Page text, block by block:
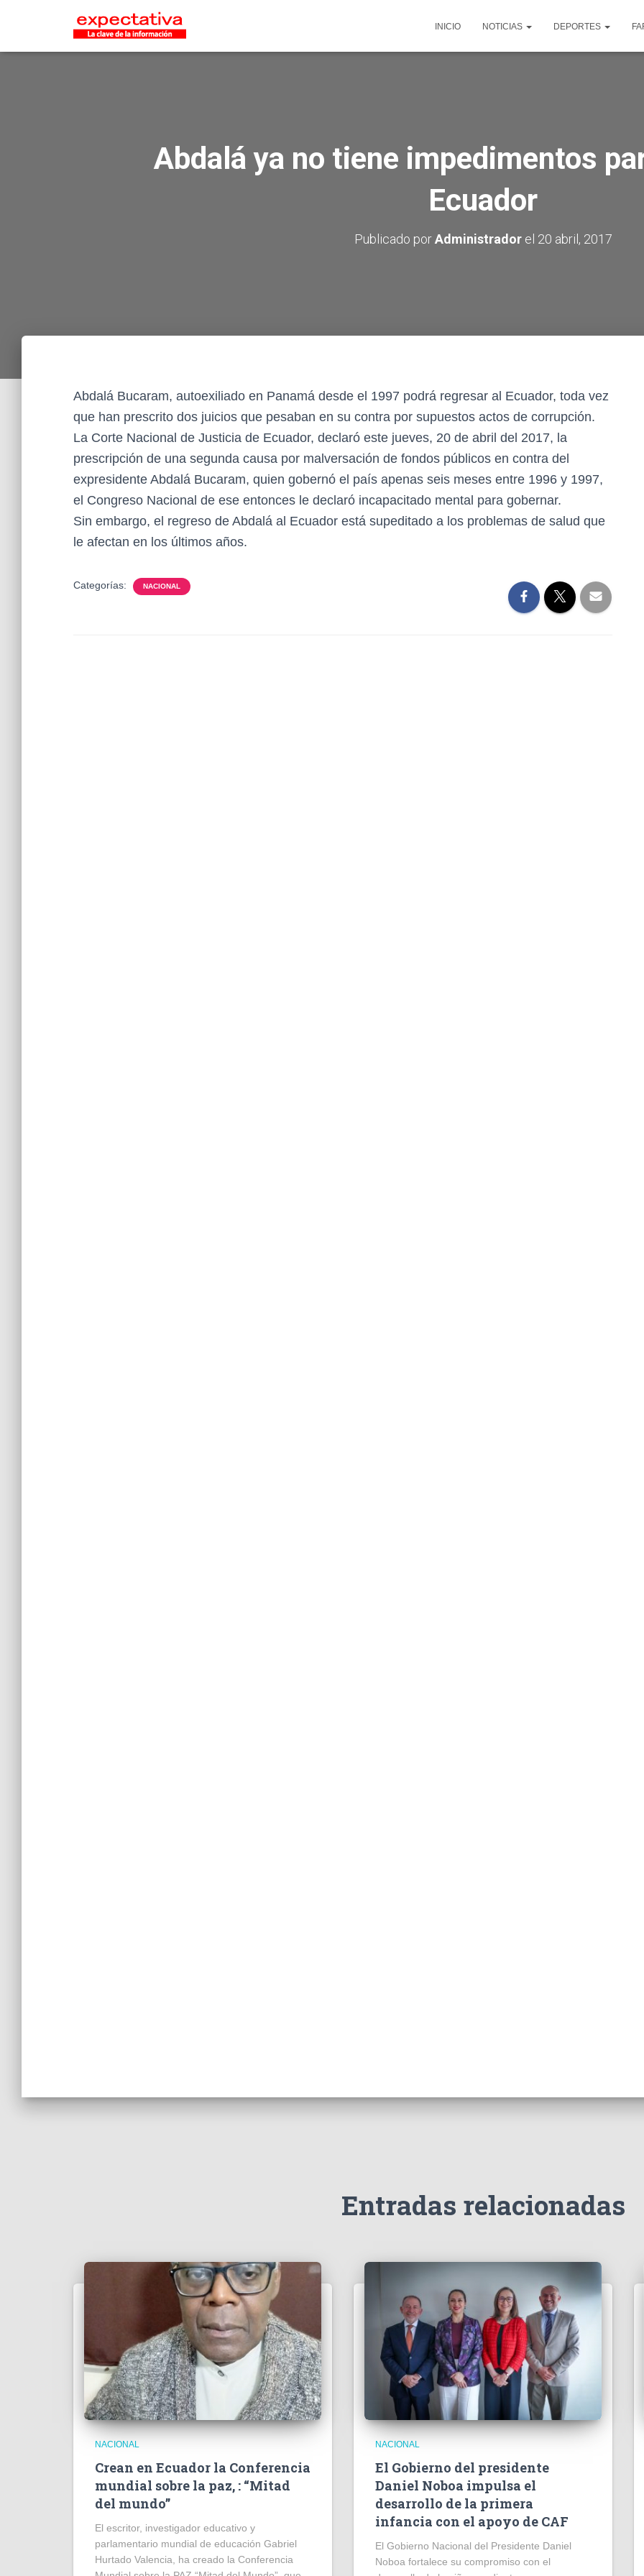
INICIO NOTICIAS DEPORTES
Abdalá ya no tiene impedimentos
Ecuador
Publicado porAdministradorel 20 abril, 2017
Abdalá Bucaram, autoexiliado en Panamá desde el 1997 podrá regresar al Ecuador, toda vez
que han prescrito dos juicios que pesaban en su contra por supuestos actos de corrupción.
La Corte Nacional de Justicia de Ecuador, declaró este jueves, 20 de abril del 2017, la
prescripción de una segunda causa por malversación de fondos públicos en contra del
expresidente Abdalá Bucaram, quien gobernó el país apenas seis meses entre 1996 y 1997,
el Congreso Nacional de ese entonces le declaró incapacitado mental para gobernar.
Sin embargo, el regreso de Abdalá al Ecuador está supeditado a los problemas de salud que
le afectan en los últimos años.
Categorías: NACIONAL
Entradas relacionadas
NACIONAL
Crean en Ecuador la Conferencia
mundial sobre la paz, : “Mitad
del mundo”
El escritor, investigador educativo y
parlamentario mundial de educación Gabriel
Hurtado Valencia, ha creado la Conferencia
NACIONAL
El Gobierno del presidente
Daniel Noboa impulsa el
desarrollo de la primera
infancia con el apoyo de CAF
El Gobierno Nacional del Presidente Daniel
Noboa fortalece su compromiso con el